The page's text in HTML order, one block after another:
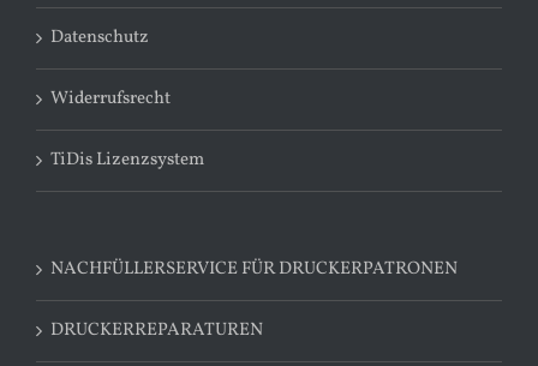
Datenschutz
Widerrufsrecht
TiDis Lizenzsystem
NACHFÜLLERSERVICE FÜR DRUCKERPATRONEN
DRUCKERREPARATUREN